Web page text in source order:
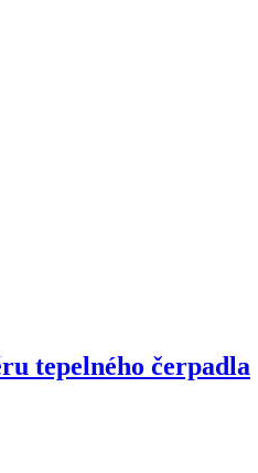
tepelného čerpadla